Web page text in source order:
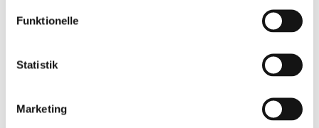
Funktionelle
Statistik
Marketing
Artikler